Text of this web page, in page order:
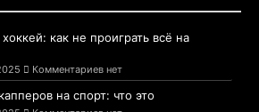
как не проиграть всё на
Комментариев нет
на спорт: что это